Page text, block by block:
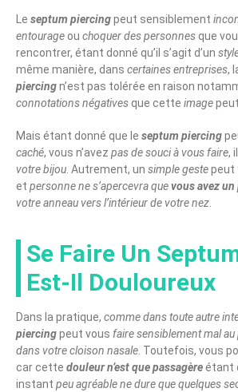
Le septum piercingpeut sensiblement
entourage ou choquer des personnes que
rencontrer, étant donné qu’il s’agit d’un
même manière, dans certaines entreprises,
piercingn’est pas tolérée en raison
connotations négatives que cette image
Mais étant donné que le septum piercing
caché, vous n’avez pas de souci à vous faire,
votre bijou. Autrement, un simple gestepeut
et personne ne s’apercevra quevous avez
votre anneau vers l’intérieur de votre nez.
Se Faire Un
Est-Il Douloureux
Dans la pratique, comme dans toute autre
piercingpeut vous faire sensiblement mal au
dans votre cloison nasale. Toutefois, vous
car cette douleur n’est que passagèreétant
instant peu agréable ne dure que quelques